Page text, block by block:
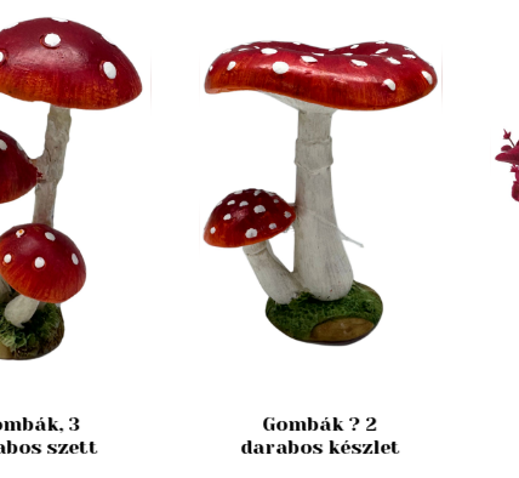
3
szett
Gombák ? 2
darabos készlet